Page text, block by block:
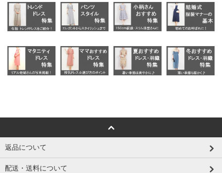
返品について
配送・送料について